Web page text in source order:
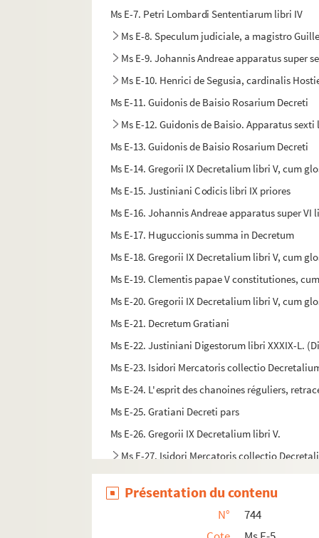
Ms E-7. Petri Lombardi Sententiarum libri IV
Ms E-8. Speculum judiciale, a magistro
Ms E-9. Johannis Andreae apparatus
Ms E-10. Henrici de Segusia, cardinalis
Ms E-11. Guidonis de Baisio Rosarium Decreti
Ms E-12. Guidonis de Baisio. Apparatus
Ms E-13. Guidonis de Baisio Rosarium Decreti
Ms E-14. Gregorii IX Decretalium libri V, cum
Ms E-15. Justiniani Codicis libri IX priores
Ms E-16. Johannis Andreae apparatus super
Ms E-17. Huguccionis summa in Decretum
Ms E-18. Gregorii IX Decretalium libri V, cum
Ms E-19. Clementis papae V constitutiones,
Ms E-20. Gregorii IX Decretalium libri V, cum
Ms E-21. Decretum Gratiani
Ms E-22. Justiniani Digestorum libri XXXIX-L.
Ms E-23. Isidori Mercatoris collectio
Ms E-24. L'esprit des chanoines réguliers,
Ms E-25. Gratiani Decreti pars
Ms E-26. Gregorii IX Decretalium libri V.
Ms E-27. Isidori Mercatoris collectio
Ms E-28. Grand Coutumier de France
Ms E-29. Sicardi Cremonensis Summa
Ms E-30. Instruction et pratique de la
Présentation du contenu
N°
744